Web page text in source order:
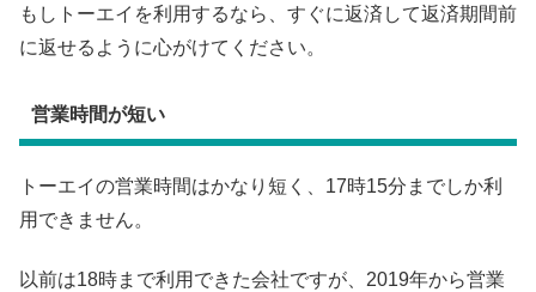
もしトーエイを利用するなら、すぐに返済して返済期間前
に返せるように心がけてください。
営業時間が短い
トーエイの営業時間はかなり短く、17時15分までしか利
用できません。
以前は18時まで利用できた会社ですが、2019年から営業